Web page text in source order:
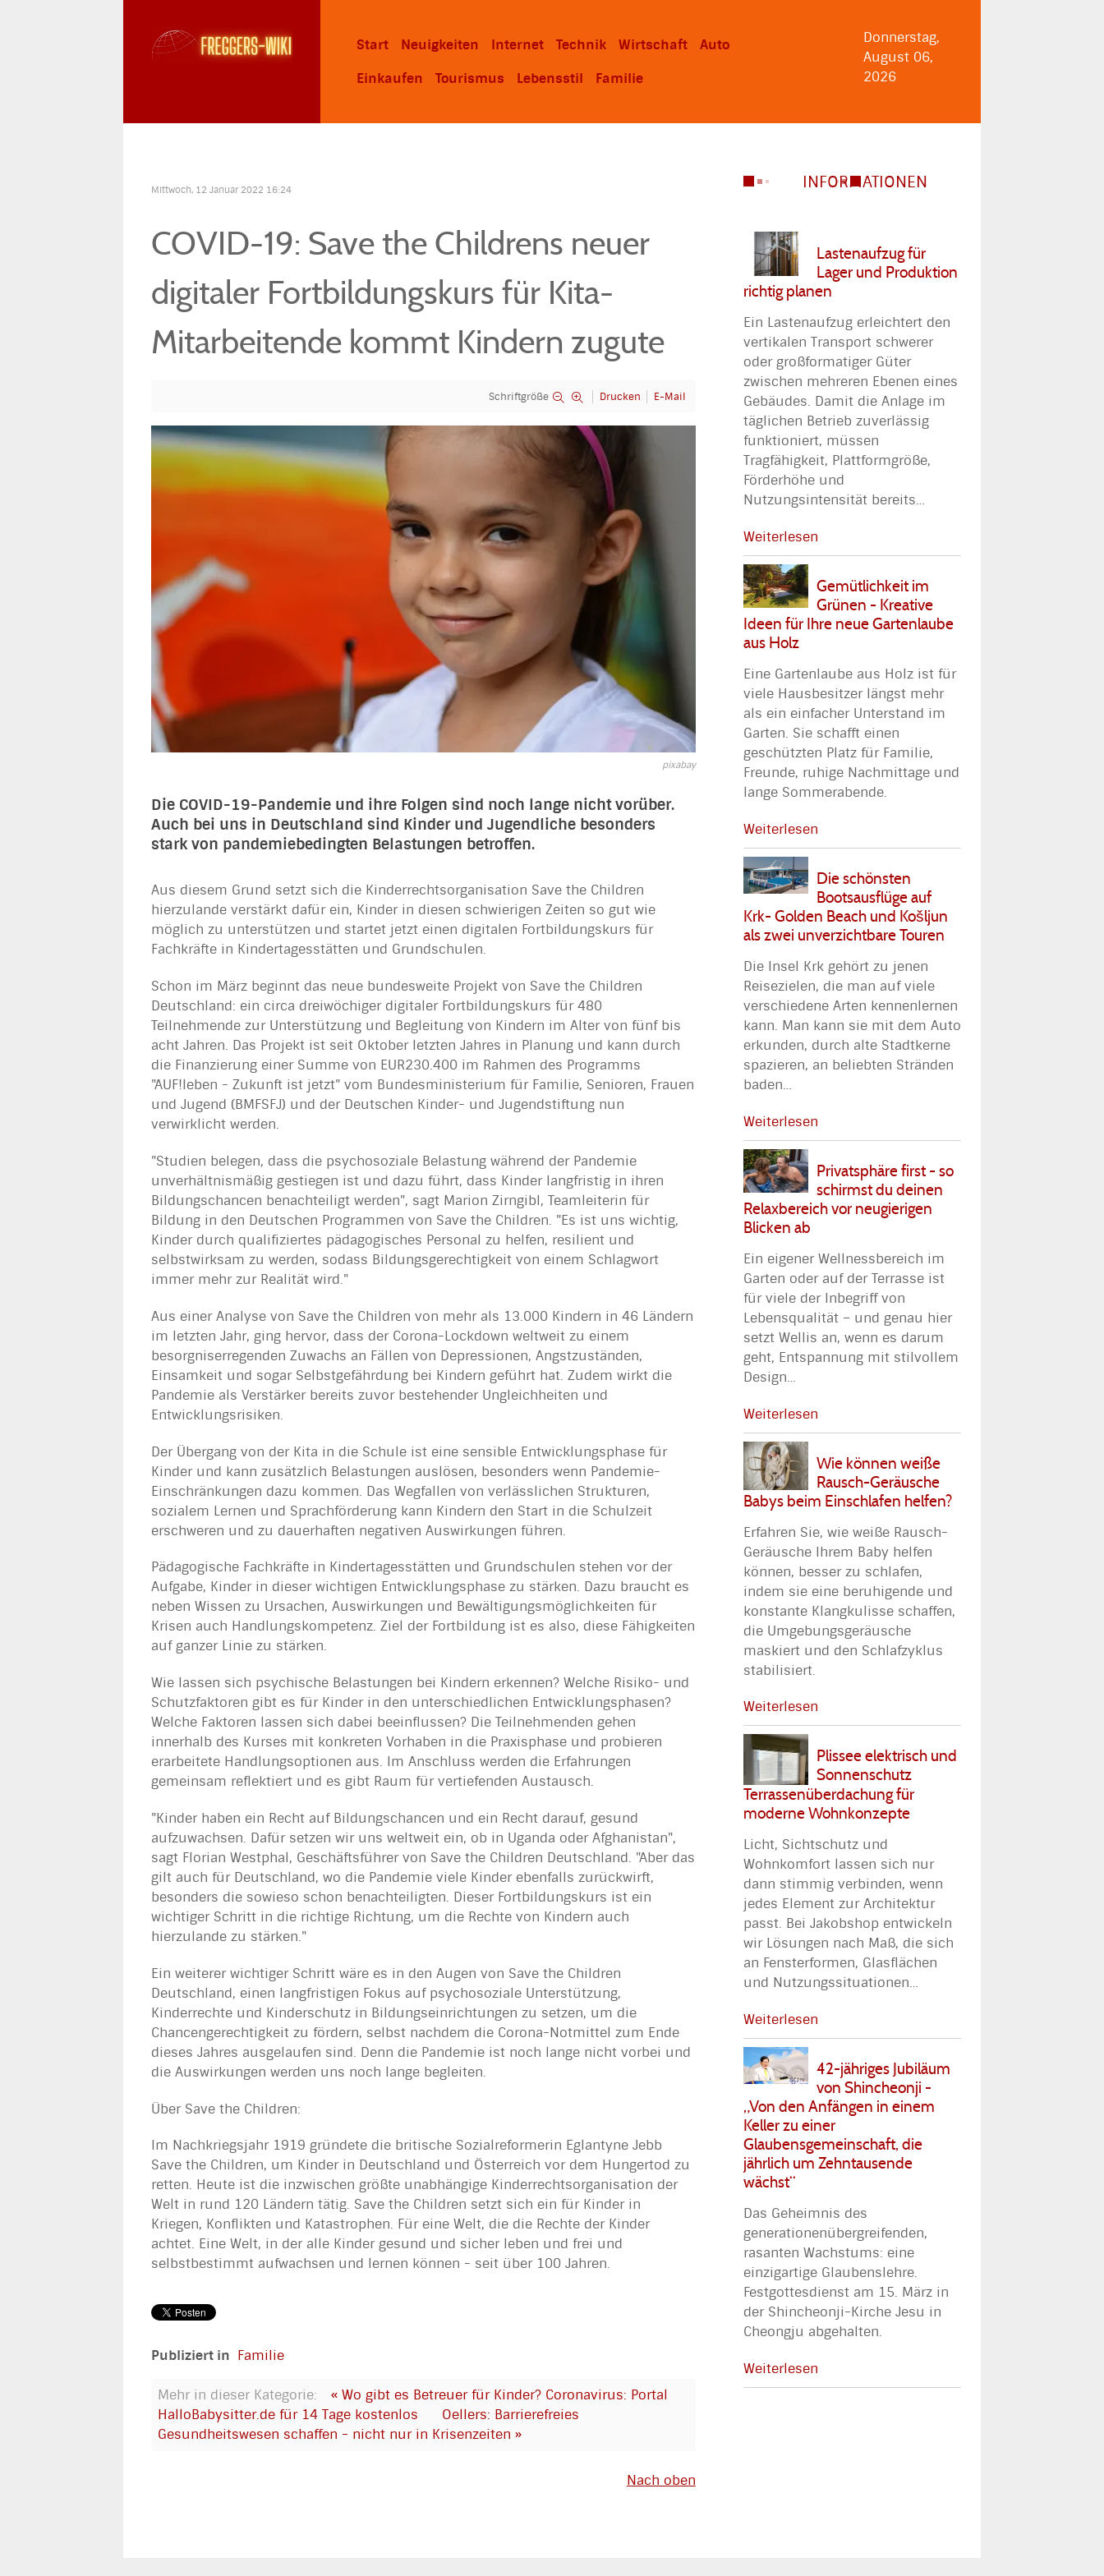
Start Neuigkeiten Internet Technik Wirtschaft
Auto
Einkaufen
Tourismus Lebensstil Familie
Donnerstag,
August 06,
2026
Mittwoch, 12 Januar 2022 16:24
COVID-19: Save the Childrens neuer
digitaler Fortbildungskurs für Kita-
Mitarbeitende kommt Kindern zugute
Schriftgröße Drucken E-Mail
pixabay
Die COVID-19-Pandemie und ihre Folgen sind noch lange nicht vorüber.
Auch bei uns in Deutschland sind Kinder und Jugendliche besonders
stark von pandemiebedingten Belastungen betroffen.
Aus diesem Grund setzt sich die Kinderrechtsorganisation Save the Children
hierzulande verstärkt dafür ein, Kinder in diesen schwierigen Zeiten so gut wie
möglich zu unterstützen und startet jetzt einen digitalen Fortbildungskurs für
Fachkräfte in Kindertagesstätten und Grundschulen.
Schon im März beginnt das neue bundesweite Projekt von Save the Children
Deutschland: ein circa dreiwöchiger digitaler Fortbildungskurs für 480
Teilnehmende zur Unterstützung und Begleitung von Kindern im Alter von fünf bis
acht Jahren. Das Projekt ist seit Oktober letzten Jahres in Planung und kann durch
die Finanzierung einer Summe von EUR230.400 im Rahmen des Programms
"AUF!leben - Zukunft ist jetzt" vom Bundesministerium für Familie, Senioren, Frauen
und Jugend (BMFSFJ) und der Deutschen Kinder- und Jugendstiftung nun
verwirklicht werden.
"Studien belegen, dass die psychosoziale Belastung während der Pandemie
unverhältnismäßig gestiegen ist und dazu führt, dass Kinder langfristig in ihren
Bildungschancen benachteiligt werden", sagt Marion Zirngibl, Teamleiterin für
Bildung in den Deutschen Programmen von Save the Children. "Es ist uns wichtig,
Kinder durch qualifiziertes pädagogisches Personal zu helfen, resilient und
selbstwirksam zu werden, sodass Bildungsgerechtigkeit von einem Schlagwort
immer mehr zur Realität wird."
Aus einer Analyse von Save the Children von mehr als 13.000 Kindern in 46 Ländern
im letzten Jahr, ging hervor, dass der Corona-Lockdown weltweit zu einem
besorgniserregenden Zuwachs an Fällen von Depressionen, Angstzuständen,
Einsamkeit und sogar Selbstgefährdung bei Kindern geführt hat. Zudem wirkt die
Pandemie als Verstärker bereits zuvor bestehender Ungleichheiten und
Entwicklungsrisiken.
Der Übergang von der Kita in die Schule ist eine sensible Entwicklungsphase für
Kinder und kann zusätzlich Belastungen auslösen, besonders wenn Pandemie-
Einschränkungen dazu kommen. Das Wegfallen von verlässlichen Strukturen,
sozialem Lernen und Sprachförderung kann Kindern den Start in die Schulzeit
erschweren und zu dauerhaften negativen Auswirkungen führen.
Pädagogische Fachkräfte in Kindertagesstätten und Grundschulen stehen vor der
Aufgabe, Kinder in dieser wichtigen Entwicklungsphase zu stärken. Dazu braucht es
neben Wissen zu Ursachen, Auswirkungen und Bewältigungsmöglichkeiten für
Krisen auch Handlungskompetenz. Ziel der Fortbildung ist es also, diese Fähigkeiten
auf ganzer Linie zu stärken.
Wie lassen sich psychische Belastungen bei Kindern erkennen? Welche Risiko- und
Schutzfaktoren gibt es für Kinder in den unterschiedlichen Entwicklungsphasen?
Welche Faktoren lassen sich dabei beeinflussen? Die Teilnehmenden gehen
innerhalb des Kurses mit konkreten Vorhaben in die Praxisphase und probieren
erarbeitete Handlungsoptionen aus. Im Anschluss werden die Erfahrungen
gemeinsam reflektiert und es gibt Raum für vertiefenden Austausch.
"Kinder haben ein Recht auf Bildungschancen und ein Recht darauf, gesund
aufzuwachsen. Dafür setzen wir uns weltweit ein, ob in Uganda oder Afghanistan",
sagt Florian Westphal, Geschäftsführer von Save the Children Deutschland. "Aber das
gilt auch für Deutschland, wo die Pandemie viele Kinder ebenfalls zurückwirft,
besonders die sowieso schon benachteiligten. Dieser Fortbildungskurs ist ein
wichtiger Schritt in die richtige Richtung, um die Rechte von Kindern auch
hierzulande zu stärken."
Ein weiterer wichtiger Schritt wäre es in den Augen von Save the Children
Deutschland, einen langfristigen Fokus auf psychosoziale Unterstützung,
Kinderrechte und Kinderschutz in Bildungseinrichtungen zu setzen, um die
Chancengerechtigkeit zu fördern, selbst nachdem die Corona-Notmittel zum Ende
dieses Jahres ausgelaufen sind. Denn die Pandemie ist noch lange nicht vorbei und
die Auswirkungen werden uns noch lange begleiten.
Über Save the Children:
Im Nachkriegsjahr 1919 gründete die britische Sozialreformerin Eglantyne Jebb
Save the Children, um Kinder in Deutschland und Österreich vor dem Hungertod zu
retten. Heute ist die inzwischen größte unabhängige Kinderrechtsorganisation der
Welt in rund 120 Ländern tätig. Save the Children setzt sich ein für Kinder in
Kriegen, Konflikten und Katastrophen. Für eine Welt, die die Rechte der Kinder
achtet. Eine Welt, in der alle Kinder gesund und sicher leben und frei und
selbstbestimmt aufwachsen und lernen können - seit über 100 Jahren.
Publiziert in Familie
Mehr in dieser Kategorie:
« Wo gibt es Betreuer für Kinder? Coronavirus: Portal
HalloBabysitter.de für 14 Tage kostenlos
Oellers: Barrierefreies
Gesundheitswesen schaffen - nicht nur in Krisenzeiten »
Nach oben
INFORMATIONEN
Lastenaufzug für
Lager und Produktion
richtig planen
Ein Lastenaufzug erleichtert den
vertikalen Transport schwerer
oder großformatiger Güter
zwischen mehreren Ebenen eines
Gebäudes. Damit die Anlage im
täglichen Betrieb zuverlässig
funktioniert, müssen
Tragfähigkeit, Plattformgröße,
Förderhöhe und
Nutzungsintensität bereits…
Weiterlesen
Gemütlichkeit im
Grünen - Kreative
Ideen für Ihre neue Gartenlaube
aus Holz
Eine Gartenlaube aus Holz ist für
viele Hausbesitzer längst mehr
als ein einfacher Unterstand im
Garten. Sie schafft einen
geschützten Platz für Familie,
Freunde, ruhige Nachmittage und
lange Sommerabende.
Weiterlesen
Die schönsten
Bootsausflüge auf
Krk- Golden Beach und Košljun
als zwei unverzichtbare Touren
Die Insel Krk gehört zu jenen
Reisezielen, die man auf viele
verschiedene Arten kennenlernen
kann. Man kann sie mit dem Auto
erkunden, durch alte Stadtkerne
spazieren, an beliebten Stränden
baden…
Weiterlesen
Privatsphäre first - so
schirmst du deinen
Relaxbereich vor neugierigen
Blicken ab
Ein eigener Wellnessbereich im
Garten oder auf der Terrasse ist
für viele der Inbegriff von
Lebensqualität – und genau hier
setzt Wellis an, wenn es darum
geht, Entspannung mit stilvollem
Design…
Weiterlesen
Wie können weiße
Rausch-Geräusche
Babys beim Einschlafen helfen?
Erfahren Sie, wie weiße Rausch-
Geräusche Ihrem Baby helfen
können, besser zu schlafen,
indem sie eine beruhigende und
konstante Klangkulisse schaffen,
die Umgebungsgeräusche
maskiert und den Schlafzyklus
stabilisiert.
Weiterlesen
Plissee elektrisch und
Sonnenschutz
Terrassenüberdachung für
moderne Wohnkonzepte
Licht, Sichtschutz und
Wohnkomfort lassen sich nur
dann stimmig verbinden, wenn
jedes Element zur Architektur
passt. Bei Jakobshop entwickeln
wir Lösungen nach Maß, die sich
an Fensterformen, Glasflächen
und Nutzungssituationen…
Weiterlesen
42-jähriges Jubiläum
von Shincheonji -
„Von den Anfängen in einem
Keller zu einer
Glaubensgemeinschaft, die
jährlich um Zehntausende
wächst“
Das Geheimnis des
generationenübergreifenden,
rasanten Wachstums: eine
einzigartige Glaubenslehre.
Festgottesdienst am 15. März in
der Shincheonji-Kirche Jesu in
Cheongju abgehalten.
Weiterlesen